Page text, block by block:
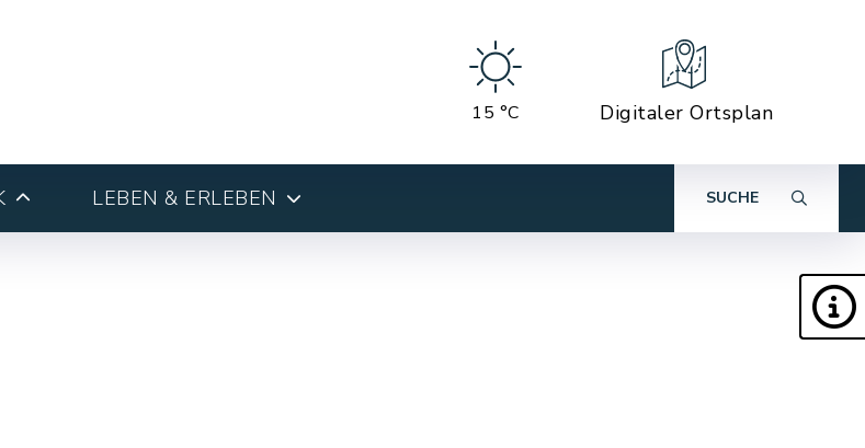
15 °C Digitaler Ortsplan
LEBEN & ERLEBEN SUCHE